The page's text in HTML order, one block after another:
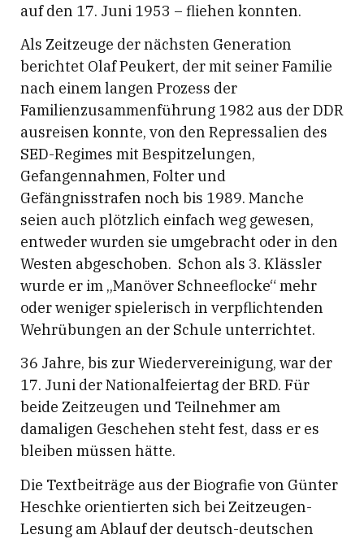
auf den 17. Juni 1953 – fliehen konnten.
Als Zeitzeuge der nächsten Generation
berichtet Olaf Peukert, der mit seiner Familie
nach einem langen Prozess der
Familienzusammenführung 1982 aus der DDR
ausreisen konnte, von den Repressalien des
SED-Regimes mit Bespitzelungen,
Gefangennahmen, Folter und
Gefängnisstrafen noch bis 1989. Manche
seien auch plötzlich einfach weg gewesen,
entweder wurden sie umgebracht oder in den
Westen abgeschoben. Schon als 3. Klässler
wurde er im „Manöver Schneeflocke“ mehr
oder weniger spielerisch in verpflichtenden
Wehrübungen an der Schule unterrichtet.
36 Jahre, bis zur Wiedervereinigung, war der
17. Juni der Nationalfeiertag der BRD. Für
beide Zeitzeugen und Teilnehmer am
damaligen Geschehen steht fest, dass er es
bleiben müssen hätte.
Die Textbeiträge aus der Biografie von Günter
Heschke orientierten sich bei Zeitzeugen-
Lesung am Ablauf der deutsch-deutschen